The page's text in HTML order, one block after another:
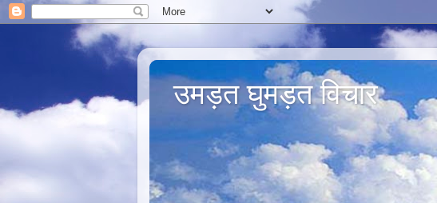
उमड़त घुमड़त विचार